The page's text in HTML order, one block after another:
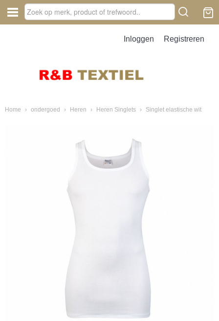
Inloggen Registreren
Home › ondergoed › Heren › Heren Singlets › Singlet elastische wit